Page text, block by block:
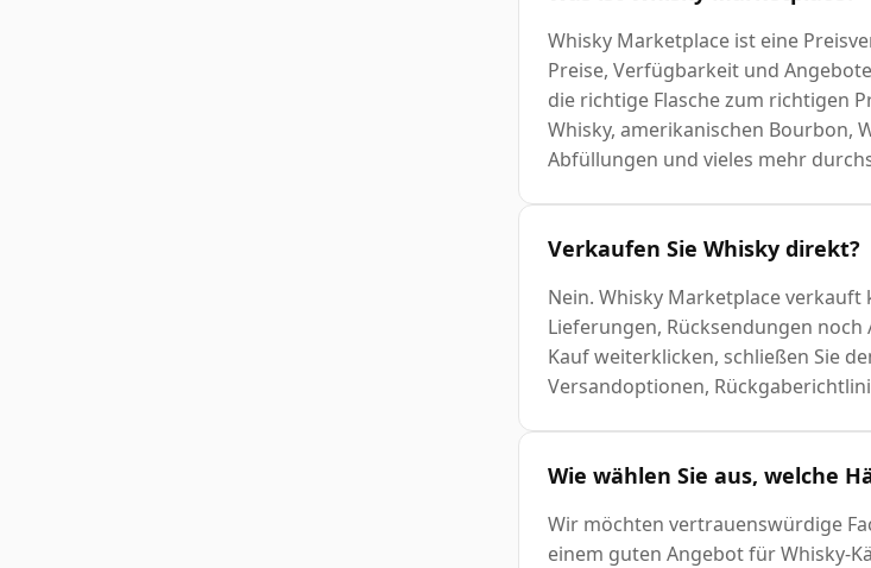
Whisky Marketplace ist eine
Preise, Verfügbarkeit und
die richtige Flasche zum richtigen
Whisky, amerikanischen Bourbon,
Abfüllungen und vieles mehr
Verkaufen Sie Whisky direkt?
Nein. Whisky Marketplace
Lieferungen, Rücksendungen
Kauf weiterklicken, schließen Sie
Versandoptionen,
Wie wählen Sie aus, welche
Wir möchten vertrauenswürdige
einem guten Angebot für Whisky-